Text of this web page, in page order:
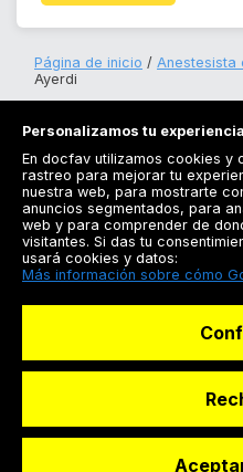
Página de inicio Anestesista
Ayerdi
Docfav
Personalizamos tu experiencia
En docfav utilizamos cookies y
rastreo para mejorar tu
nuestra web, para mostrarte
anuncios segmentados, para
web y para comprender de
visitantes. Si das tu
usará cookies y datos:
Más información sobre cómo